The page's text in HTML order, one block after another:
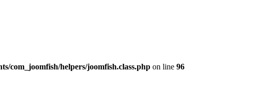
com_joomfish/helpers/joomfish.class.php on line 96